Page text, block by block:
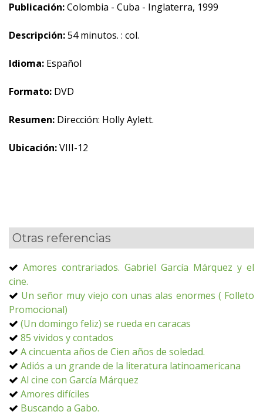
Publicación:Colombia - Cuba - Inglaterra, 1999
Descripción:54 minutos. : col.
Idioma: Español
Formato: DVD
Resumen: Dirección: Holly Aylett.
Ubicación:VIII-12
Otras referencias
Amores contrariados. Gabriel García Márquez y el
cine.
Un señor muy viejo con unas alas enormes ( Folleto
Promocional)
(Un domingo feliz) se rueda en caracas
85 vividos y contados
A cincuenta años de Cien años de soledad.
Adiós a un grande de la literatura latinoamericana
Al cine con García Márquez
Amores difíciles
Buscando a Gabo.